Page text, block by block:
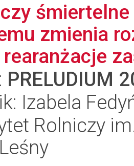
zmienia
PRELUDIUM
Izabela
Rolniczy